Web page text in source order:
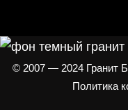
© 2007 — 2024 Гранит
Политика